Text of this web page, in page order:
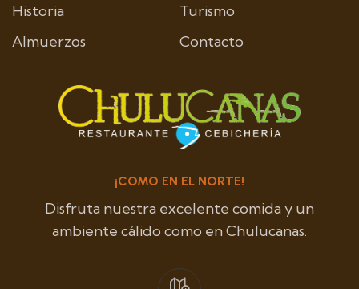
Historia
Turismo
Almuerzos
Contacto
¡COMO EN EL NORTE!
Disfruta nuestra excelente comida y un
ambiente cálido como en Chulucanas.